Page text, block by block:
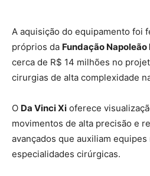
A aquisição do equipamento foi
próprios da Fundação Napoleão
cerca de R$ 14 milhões no
cirurgias de alta complexidade
O Da Vinci Xi oferece
movimentos de alta precisão e
avançados que auxiliam
especialidades cirúrgicas.